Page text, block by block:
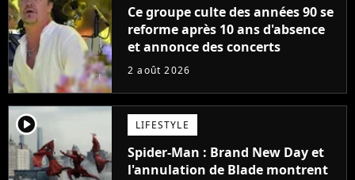
Ce groupe culte des années 90 se
reforme après 10 ans d'absence
et annonce des concerts
2 août 2026
player2 LIFESTYLE
Spider-Man : Brand New Day et
l'annulation de Blade montrent